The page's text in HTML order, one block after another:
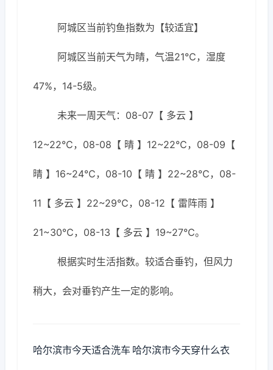
阿城区当前钓鱼指数为【较适宜】
阿城区当前天气为晴，气温21℃，湿度
47%，14-5级。
未来一周天气：08-07【 多云 】
12~22℃，08-08【 晴 】12~22℃，08-09【
晴 】16~24℃，08-10【 晴 】22~28℃，08-
11【 多云 】22~29℃，08-12【 雷阵雨 】
21~30℃，08-13【 多云 】19~27℃。
根据实时生活指数。较适合垂钓，但风力
稍大，会对垂钓产生一定的影响。
哈尔滨市今天适合洗车 哈尔滨市今天穿什么衣